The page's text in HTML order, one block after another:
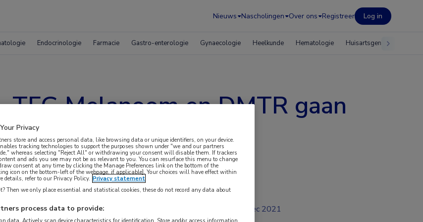
Nieuws Nascholingen Over ons Registreer Log in
Endocrinologie Farmacie Gastro-enterologie Gynaecologie Heelkunde Hematologie Huisartsgeneeskunde
Melanoom en DMTR gaan
Melanoom en Dutch Melanoma
dec 2021
Privacy
store and access personal data, like browsing data or unique identifiers, on your device.
tracking technologies to support the purposes shown under "we and our partners
whereas selecting "Reject All" or withdrawing your consent will disable them. If trackers
and ads you see may not be as relevant to you. You can resurface this menu to change
consent at any time by clicking the Manage Preferences link on the bottom of the
icon on the bottom-left of the webpage, if applicable]. Your choices will have effect within
details, refer to our Privacy Policy. Privacy statement
Then we only place essential and statistical cookies, these do not record any data about
process data to provide: